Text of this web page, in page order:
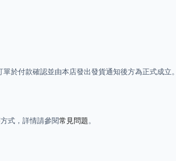
於付款確認並由本店發出發貨通知後方為正式成立
式，詳情請參閱常見問題 。